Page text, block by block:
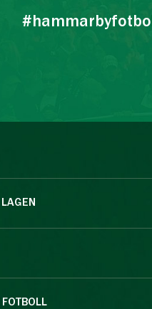
#hammarbyfotboll